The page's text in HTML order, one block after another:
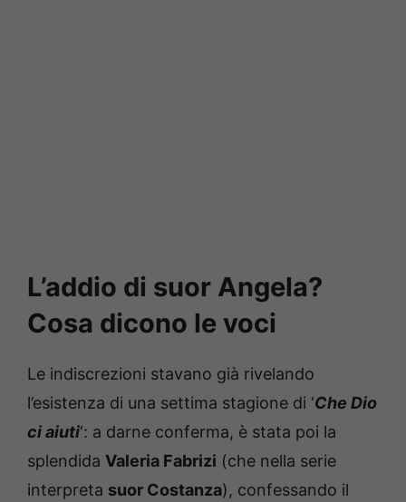
L’addio di suor Angela?
Cosa dicono le voci
Le indiscrezioni stavano già rivelando
l’esistenza di una settima stagione di ‘Che Dio
ci aiuti‘: a darne conferma, è stata poi la
splendida Valeria Fabrizi (che nella serie
interpreta suor Costanza), confessando il